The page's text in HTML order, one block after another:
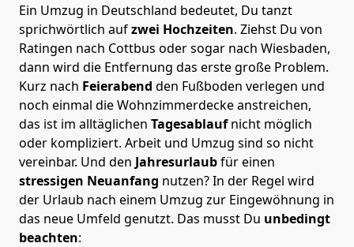
Ein Umzug in Deutschland bedeutet, Du tanzt
sprichwörtlich aufzwei Hochzeiten. Ziehst Du von
Ratingen nach Cottbus oder sogar nach Wiesbaden,
dann wird die Entfernung das erste große Problem.
Kurz nach Feierabend den Fußboden verlegen und
noch einmal die Wohnzimmerdecke anstreichen,
das ist im alltäglichen Tagesablaufnicht möglich
oder kompliziert. Arbeit und Umzug sind so nicht
vereinbar. Und den Jahresurlaubfür einen
stressigen Neuanfang nutzen? In der Regel wird
der Urlaub nach einem Umzug zur Eingewöhnung in
das neue Umfeld genutzt. Das musst Du unbedingt
beachten: